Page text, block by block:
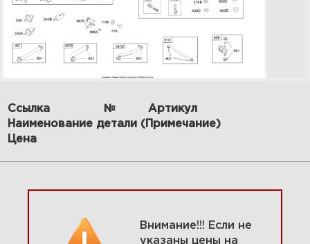
2 Корпус фильтра, воздушный
Увеличить
Ссылка №
Артикул
Наименование детали (Примечание)
Цена
Внимание!!! Если не
указаны цены на